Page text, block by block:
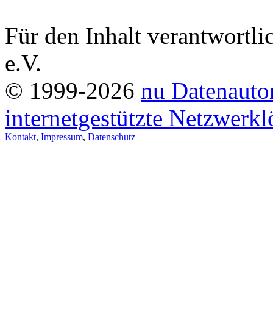
Für den Inhalt
e.V.
© 1999-2026 nu
internetgestützte
Kontakt, Impressum, Datenschutz